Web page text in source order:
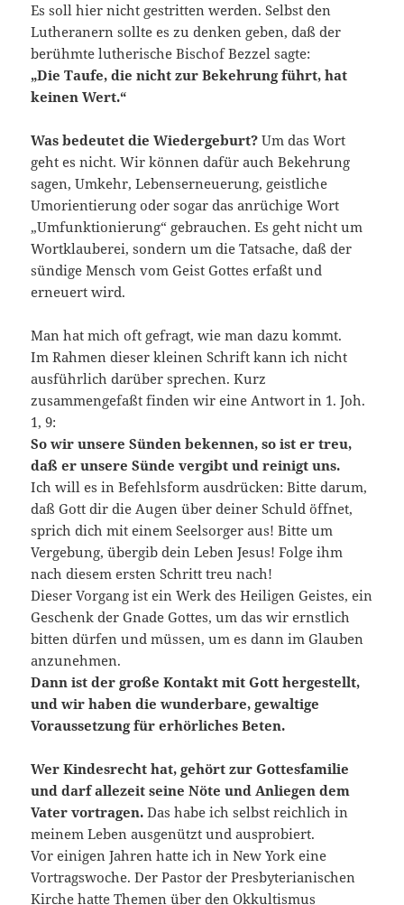
Es soll hier nicht gestritten werden. Selbst den
Lutheranern sollte es zu denken geben, daß der
berühmte lutherische Bischof Bezzel sagte:
„Die Taufe, die nicht zur Bekehrung führt, hat
keinen Wert.“
Was bedeutet die Wiedergeburt? Um das Wort
geht es nicht. Wir können dafür auch Bekehrung
sagen, Umkehr, Lebenserneuerung, geistliche
Umorientierung oder sogar das anrüchige Wort
„Umfunktionierung“ gebrauchen. Es geht nicht um
Wortklauberei, sondern um die Tatsache, daß der
sündige Mensch vom Geist Gottes erfaßt und
erneuert wird.
Man hat mich oft gefragt, wie man dazu kommt.
Im Rahmen dieser kleinen Schrift kann ich nicht
ausführlich darüber sprechen. Kurz
zusammengefaßt finden wir eine Antwort in 1. Joh.
1, 9:
So wir unsere Sünden bekennen, so ist er treu,
daß er unsere Sünde vergibt und reinigt uns.
Ich will es in Befehlsform ausdrücken: Bitte darum,
daß Gott dir die Augen über deiner Schuld öffnet,
sprich dich mit einem Seelsorger aus! Bitte um
Vergebung, übergib dein Leben Jesus! Folge ihm
nach diesem ersten Schritt treu nach!
Dieser Vorgang ist ein Werk des Heiligen Geistes, ein
Geschenk der Gnade Gottes, um das wir ernstlich
bitten dürfen und müssen, um es dann im Glauben
anzunehmen.
Dann ist der große Kontakt mit Gott hergestellt,
und wir haben die wunderbare, gewaltige
Voraussetzung für erhörliches Beten.
Wer Kindesrecht hat, gehört zur Gottesfamilie
und darf allezeit seine Nöte und Anliegen dem
Vater vortragen. Das habe ich selbst reichlich in
meinem Leben ausgenützt und ausprobiert.
Vor einigen Jahren hatte ich in New York eine
Vortragswoche. Der Pastor der Presbyterianischen
Kirche hatte Themen über den Okkultismus